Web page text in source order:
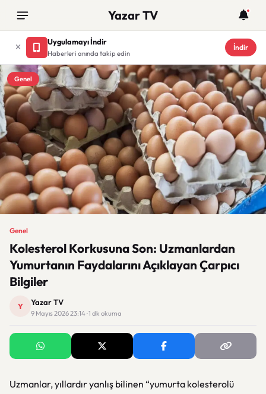
Yazar TV
Uygulamayı İndir
Haberleri anında takip edin
İndir
Genel
Genel
Kolesterol Korkusuna Son: Uzmanlardan
Yumurtanın Faydalarını Açıklayan Çarpıcı
Bilgiler
Y Yazar TV
9 Mayıs 2026 23:14 · 1 dk okuma
Uzmanlar, yıllardır yanlış bilinen “yumurta kolesterolü